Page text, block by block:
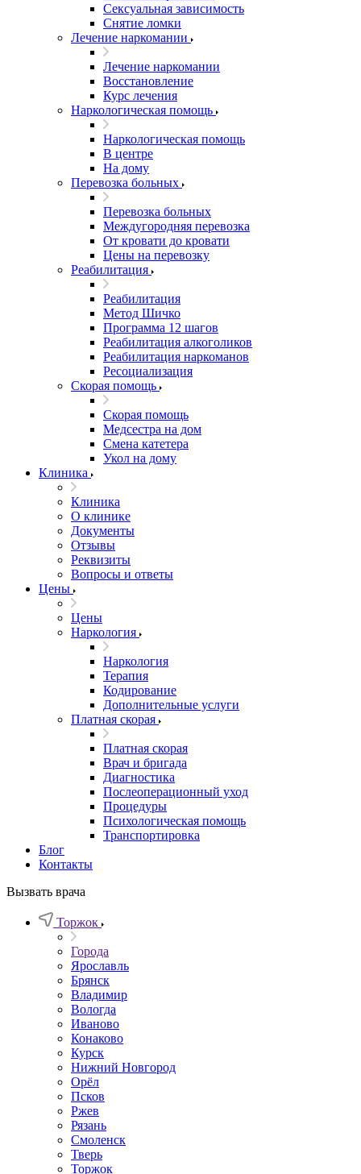
Сексуальная зависимость
Снятие ломки
Лечение наркомании
Лечение наркомании
Восстановление
Курс лечения
Наркологическая помощь
Наркологическая помощь
В центре
На дому
Перевозка больных
Перевозка больных
Междугородняя перевозка
От кровати до кровати
Цены на перевозку
Реабилитация
Реабилитация
Метод Шичко
Программа 12 шагов
Реабилитация алкоголиков
Реабилитация наркоманов
Ресоциализация
Скорая помощь
Скорая помощь
Медсестра на дом
Смена катетера
Укол на дому
Клиника
Клиника
О клинике
Документы
Отзывы
Реквизиты
Вопросы и ответы
Цены
Цены
Наркология
Наркология
Терапия
Кодирование
Дополнительные услуги
Платная скорая
Платная скорая
Врач и бригада
Диагностика
Послеоперационный уход
Процедуры
Психологическая помощь
Транспортировка
Блог
Контакты
Вызвать врача
Торжок
Города
Ярославль
Брянск
Владимир
Вологда
Иваново
Конаково
Курск
Нижний Новгород
Орёл
Псков
Ржев
Рязань
Смоленск
Тверь
Торжок